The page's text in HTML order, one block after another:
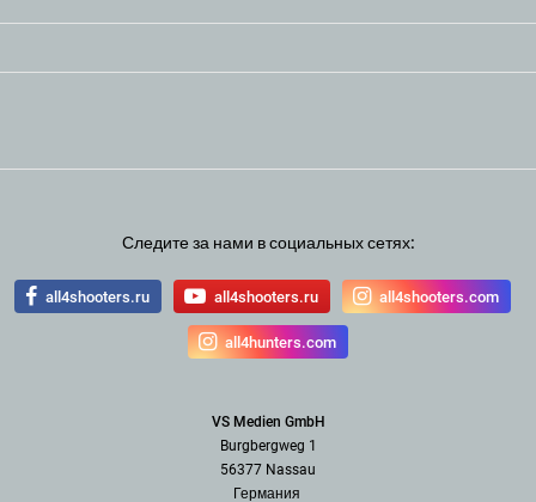
Следите за нами в социальных сетях:
all4shooters.ru all4shooters.ru all4shooters.com
all4hunters.com
VS Medien GmbH
Burgbergweg 1
56377 Nassau
Германия